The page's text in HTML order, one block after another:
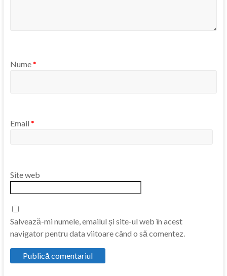
Nume*
Email *
Site web
Salvează-mi numele, emailul și site-ul web în acest
navigator pentru data viitoare când o să comentez.